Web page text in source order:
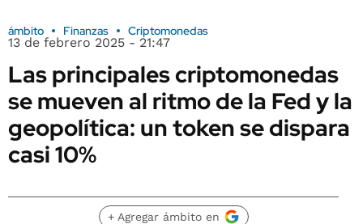
ámbito Finanzas Criptomonedas
13 de febrero 2025 - 21:47
Las principales criptomonedas
se mueven al ritmo de la Fed y la
geopolítica: un token se dispara
casi 10%
+ Agregar ámbito en